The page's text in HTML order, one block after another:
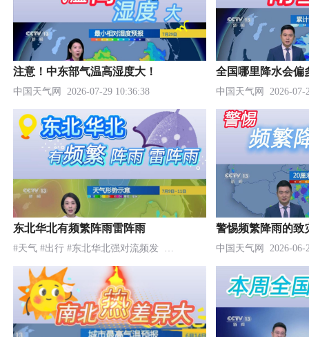
注意！中东部气温高湿度大！
中国天气网 2026-07-29 10:36:38
全国哪里降水会偏
中国天气网 2026-07-
东北华北有频繁阵雨雷阵雨
#天气 #出行 #东北华北强对流频发 2026-07-09 11:25:51
警惕频繁降雨的致
中国天气网 2026-06-